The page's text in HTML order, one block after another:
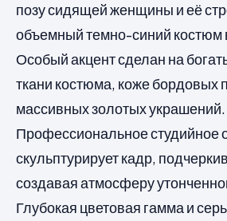
позу сидящей женщины и её
объемный темно-синий костюм
Особый акцент сделан на
ткани костюма, коже бордовых
массивных золотых украшений.
Профессиональное студийное
скульптурирует кадр,
создавая атмосферу
Глубокая цветовая гамма и